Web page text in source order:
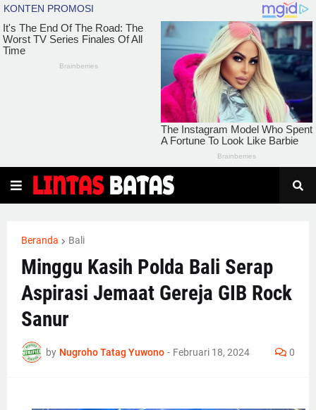
Beranda Bali
Minggu Kasih Polda Bali Serap
Aspirasi Jemaat Gereja GIB Rock
Sanur
by Nugroho Tatag Yuwono - Februari 18, 2024 0